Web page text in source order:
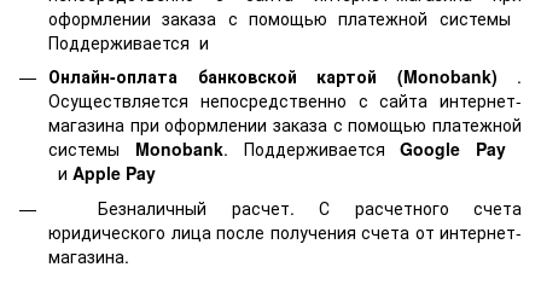
оформлении заказа с помощью платежной системы
Поддерживается и
Онлайн-оплата банковской картой
(Monobank) .
Осуществляется непосредственно с сайта интернет-
магазина при оформлении заказа с помощью платежной
системы Monobank. ПоддерживаетсяGoogle Pay
и Apple Pay
Безналичный расчет. С расчетного счета
юридического лица после получения счета от интернет-
магазина.